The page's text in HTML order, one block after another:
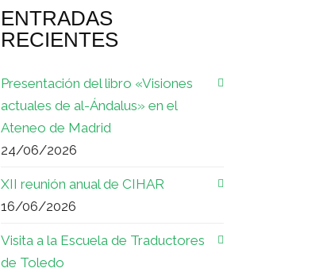
ENTRADAS
RECIENTES
Presentación del libro «Visiones
actuales de al-Ándalus» en el
Ateneo de Madrid
24/06/2026
XII reunión anual de CIHAR
16/06/2026
Visita a la Escuela de Traductores
de Toledo